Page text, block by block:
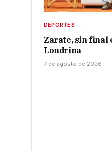
DEPORTES
Zarate, sin final
Londrina
7 de agosto de 2026